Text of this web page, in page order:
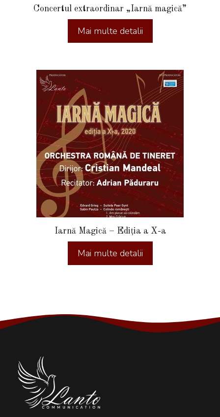
Concertul extraordinar „Iarnă magică”
Iarnă Magică – Ediția a X-a